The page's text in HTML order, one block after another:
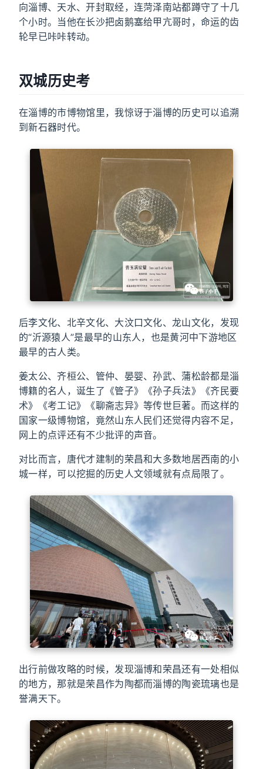
向淄博、天水、开封取经，连菏泽南站都蹲守了十几
个小时。当他在长沙把卤鹅塞给甲亢哥时，命运的齿
轮早已咔咔转动。
双城历史考
在淄博的市博物馆里，我惊讶于淄博的历史可以追溯
到新石器时代。
后李文化、北辛文化、大汶口文化、龙山文化，发现
的“沂源猿人”是最早的山东人，也是黄河中下游地区
最早的古人类。
姜太公、齐桓公、管仲、晏婴、孙武、蒲松龄都是淄
博籍的名人，诞生了《管子》《孙子兵法》《齐民要
术》《考工记》《聊斋志异》等传世巨著。而这样的
国家一级博物馆，竟然山东人民们还觉得内容不足，
网上的点评还有不少批评的声音。
对比而言，唐代才建制的荣昌和大多数地居西南的小
城一样，可以挖掘的历史人文领域就有点局限了。
出行前做攻略的时候，发现淄博和荣昌还有一处相似
的地方，那就是荣昌作为陶都而淄博的陶瓷琉璃也是
誉满天下。